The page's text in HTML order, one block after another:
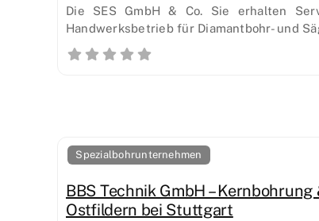
Die SES GmbH & Co. Sie erhalten
Handwerksbetrieb für Diamantbohr- und
Spezialbohrunternehmen
BBS Technik GmbH –
Ostfildern bei Stuttgart